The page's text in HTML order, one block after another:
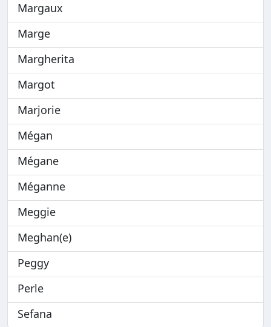
Margaux
Marge
Margherita
Margot
Marjorie
Mégan
Mégane
Méganne
Meggie
Meghan(e)
Peggy
Perle
Sefana